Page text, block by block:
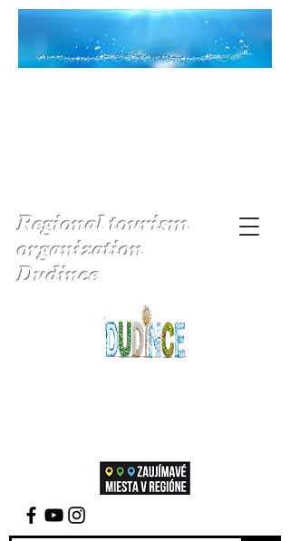
Regional tourism
organization
Dudince